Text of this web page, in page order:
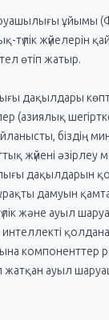
ұйымы
жүйелерін
өтіп жатыр.
дақылдары
(азиялық
біздің
жүйені әзірлеу
дақылдарын
дамуын
және ауыл
компоненттер
жатқан ауыл